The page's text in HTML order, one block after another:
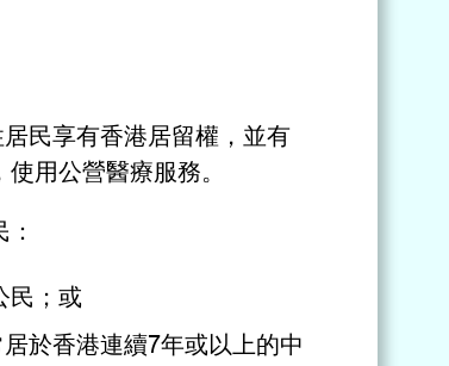
居民享有香港居留權，並有
用公營醫療服務。
民；或
於香港連續7年或以上的中